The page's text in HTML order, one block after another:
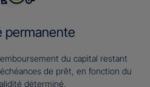
permanente
du capital restant
de prêt, en fonction du
déterminé.